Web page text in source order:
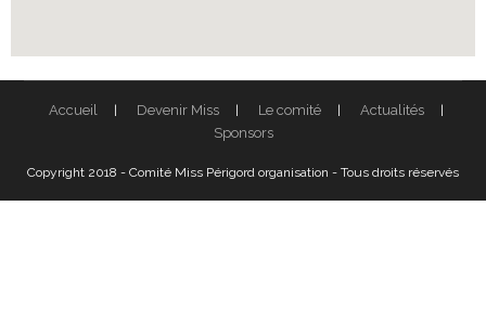
Accueil Devenir Miss Le comité
Actualités
Sponsors
Copyright 2018 - Comité Miss Périgord organisation - Tous droits réservés